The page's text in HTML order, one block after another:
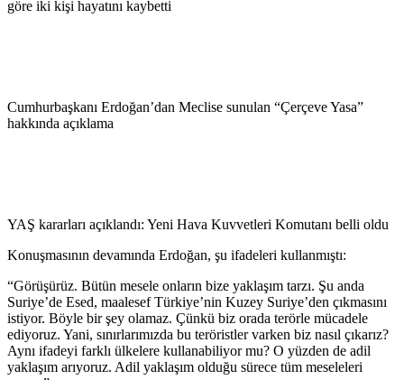
göre iki kişi hayatını kaybetti
Cumhurbaşkanı Erdoğan’dan Meclise sunulan “Çerçeve Yasa”
hakkında açıklama
YAŞ kararları açıklandı: Yeni Hava Kuvvetleri Komutanı belli oldu
Konuşmasının devamında Erdoğan, şu ifadeleri kullanmıştı:
“Görüşürüz. Bütün mesele onların bize yaklaşım tarzı. Şu anda
Suriye’de Esed, maalesef Türkiye’nin Kuzey Suriye’den çıkmasını
istiyor. Böyle bir şey olamaz. Çünkü biz orada terörle mücadele
ediyoruz. Yani, sınırlarımızda bu teröristler varken biz nasıl çıkarız?
Aynı ifadeyi farklı ülkelere kullanabiliyor mu? O yüzden de adil
yaklaşım arıyoruz. Adil yaklaşım olduğu sürece tüm meseleleri